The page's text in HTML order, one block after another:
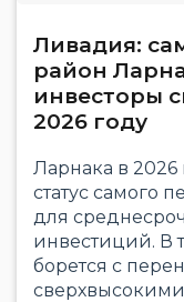
Ливадия:
район
инвесторы
2026 году
Ларнака в 2026
статус самого
для
инвестиций. В
борется с